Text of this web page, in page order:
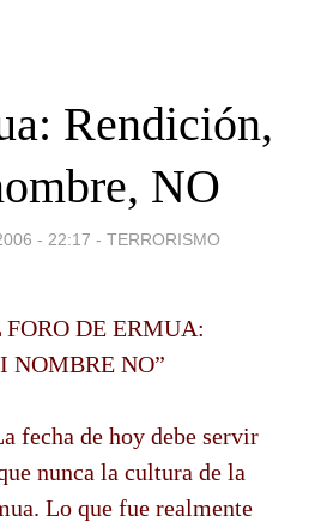
Rendición,
NO
- 22:17 - TERRORISMO
DE ERMUA:
NOMBRE NO”
fecha de hoy debe servir
nunca la cultura de la
Lo que fue realmente